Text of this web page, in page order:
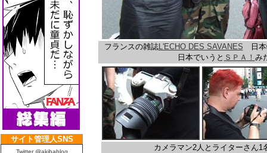
フランスの雑誌L'ECHO DES SAVANES 日本
日本でいうと ＳＰＡ！ み
カメラマン2人とライターさん1